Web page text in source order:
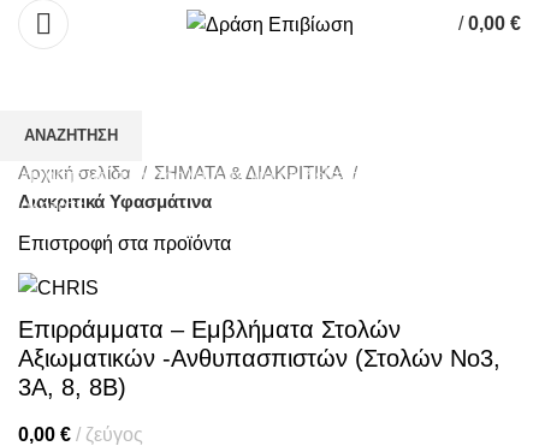
/ 0,00 €
Αρχική σελίδα
ΣΗΜΑΤΑ & ΔΙΑΚΡΙΤΙΚΑ
Διακριτικά Υφασμάτινα
Επιστροφή στα προϊόντα
Επιρράμματα – Εμβλήματα Στολών
Αξιωματικών -Ανθυπασπιστών (Στολών Νο3,
3Α, 8, 8Β)
0,00 € ζεύγος
ΑΝΑΖΉΤΗΣΗ
Ξεκινήστε να πληκτρολογείτε για να δείτε τα προϊόντα που
αναζητάτε.